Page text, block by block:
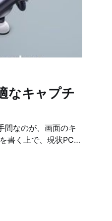
なキャプチ
間なのが、画面のキ
書く上で、現状PC上
しかし標準